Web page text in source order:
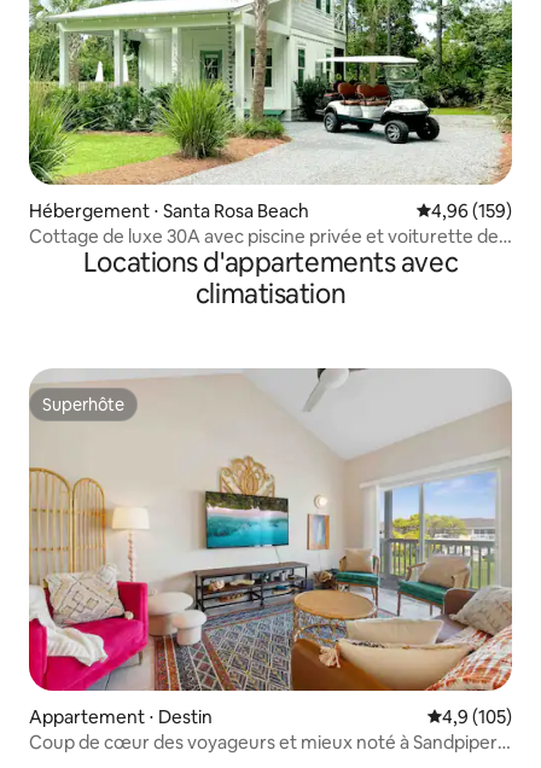
Hébergement ⋅ Santa Rosa Beach Évaluation
4,96 (159)
Cottage de luxe 30A avec piscine privée et voiturette de
Locations d'appartements avec
climatisation
Superhôte
Superhôte
Appartement ⋅ Destin Évaluation
4,9 (105)
Coup de cœur des voyageurs et mieux noté à Sandpiper